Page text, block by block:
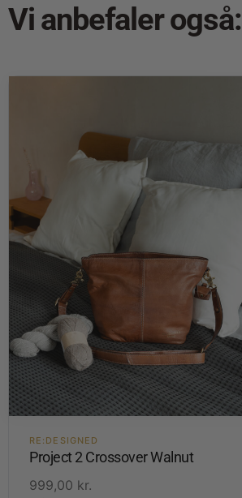
Vi anbefaler også:
RE:DESIGNED
Project 2 Crossover Walnut
999,00 kr.